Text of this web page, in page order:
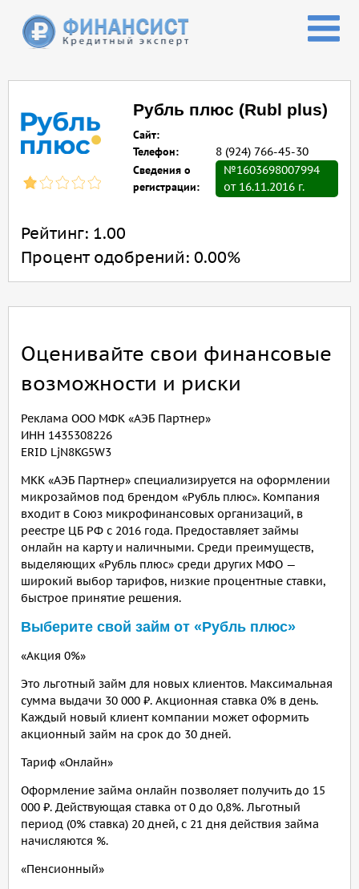
Рубль плюс (Rubl plus)
Сайт:
Телефон:
8 (924) 766-45-30
Сведения о
регистрации:
№1603698007994
от 16.11.2016 г.
Рейтинг: 1.00
Процент одобрений: 0.00%
Оценивайте свои финансовые
возможности и риски
Реклама ООО МФК «АЭБ Партнер»
ИНН 1435308226
ERID LjN8KG5W3
МКК «АЭБ Партнер» специализируется на оформлении
микрозаймов под брендом «Рубль плюс». Компания
входит в Союз микрофинансовых организаций, в
реестре ЦБ РФ с 2016 года. Предоставляет займы
онлайн на карту и наличными. Среди преимуществ,
выделяющих «Рубль плюс» среди других МФО —
широкий выбор тарифов, низкие процентные ставки,
быстрое принятие решения.
Выберите свой займ от «Рубль плюс»
«Акция 0%»
Это льготный займ для новых клиентов. Максимальная
сумма выдачи 30 000 ₽. Акционная ставка 0% в день.
Каждый новый клиент компании может оформить
акционный займ на срок до 30 дней.
Тариф «Онлайн»
Оформление займа онлайн позволяет получить до 15
000 ₽. Действующая ставка от 0 до 0,8%. Льготный
период (0% ставка) 20 дней, с 21 дня действия займа
начисляются %.
«Пенсионный»